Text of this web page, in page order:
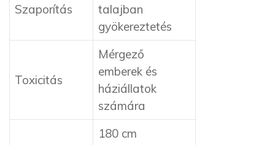
Szaporítás
talajban
gyökereztetés
Toxicitás
Mérgező
emberek és
háziállatok
számára
180 cm